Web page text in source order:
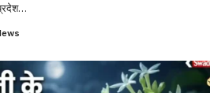
…